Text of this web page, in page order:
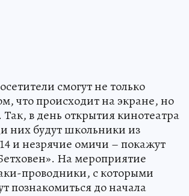
смогут не только
что происходит на экране, но
Так, в день открытия кинотеатра
них будут школьники из
и незрячие омичи – покажут
На мероприятие
проводники, с которыми
познакомиться до начала